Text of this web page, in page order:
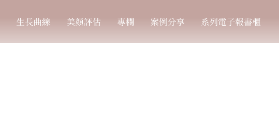
生長曲線 美顏評估 專欄 案例分享 系列電子報書櫃